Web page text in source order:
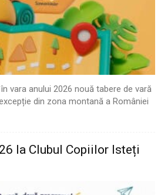
vara anului 2026 nouă tabere de vară
din zona montană a României
la Clubul Copiilor Isteți